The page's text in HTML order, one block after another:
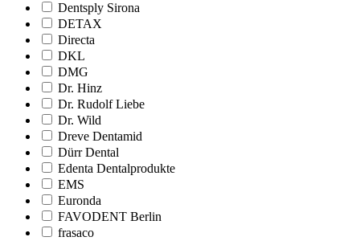
Dentsply Sirona
DETAX
Directa
DKL
DMG
Dr. Hinz
Dr. Rudolf Liebe
Dr. Wild
Dreve Dentamid
Dürr Dental
Edenta Dentalprodukte
EMS
Euronda
FAVODENT Berlin
frasaco